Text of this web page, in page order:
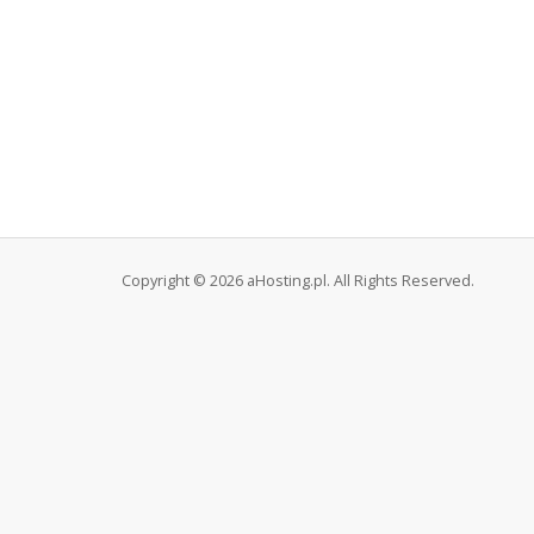
Copyright © 2026 aHosting.pl. All Rights Reserved.